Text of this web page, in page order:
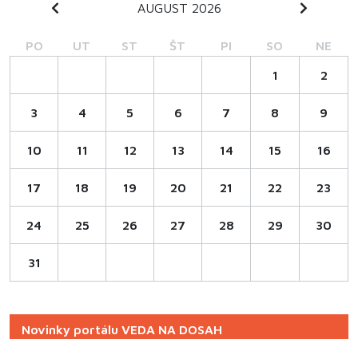
AUGUST 2026
PO UT ST ŠT PI SO NE
1 2
3 4 5 6 7 8 9
10 11 12 13 14 15 16
17 18 19 20 21 22 23
24 25 26 27 28 29 30
31
Novinky portálu VEDA NA DOSAH